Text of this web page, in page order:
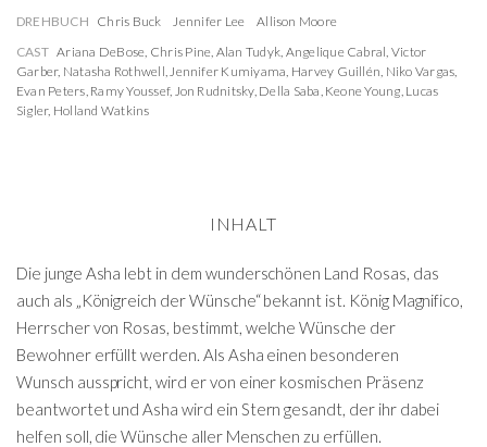
DREHBUCH Chris Buck Jennifer Lee
Allison Moore
CAST Ariana DeBose, Chris Pine, Alan Tudyk, Angelique Cabral, Victor
Garber, Natasha Rothwell,Jennifer Kumiyama, Harvey Guillén, Niko Vargas,
Evan Peters, Ramy Youssef, Jon Rudnitsky, Della Saba, Keone Young, Lucas
Sigler, Holland Watkins
INHALT
Die junge Asha lebt in dem wunderschönen Land Rosas, das
auch als „Königreich der Wünsche“ bekannt ist. König Magnifico,
Herrscher von Rosas, bestimmt, welche Wünsche der
Bewohner erfüllt werden. Als Asha einen besonderen
Wunsch ausspricht, wird er von einer kosmischen Präsenz
beantwortet und Asha wird ein Stern gesandt, der ihr dabei
helfen soll, die Wünsche aller Menschen zu erfüllen.